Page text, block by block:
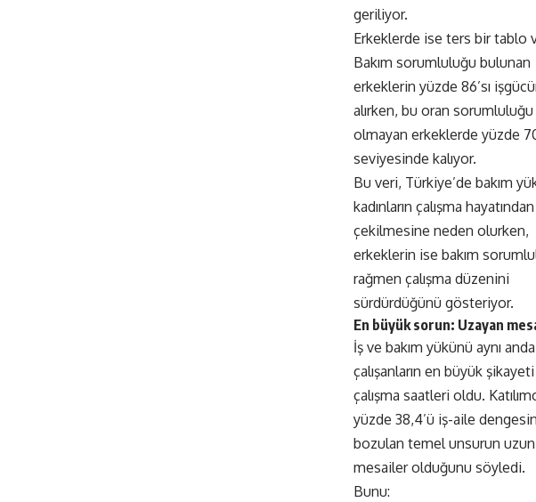
geriliyor.
Erkeklerde ise ters bir tablo
Bakım sorumluluğu bulunan
erkeklerin yüzde 86’sı
alırken, bu oran sorumluluğu
olmayan erkeklerde yüzde
seviyesinde kalıyor.
Bu veri, Türkiye’de bakım
kadınların çalışma hayatından
çekilmesine neden olurken,
erkeklerin ise bakım
rağmen çalışma düzenini
sürdürdüğünü gösteriyor.
En büyük sorun: Uzayan
İş ve bakım yükünü aynı
çalışanların en büyük
çalışma saatleri oldu.
yüzde 38,4’ü iş-aile
bozulan temel unsurun uzun
mesailer olduğunu söyledi.
Bunu: